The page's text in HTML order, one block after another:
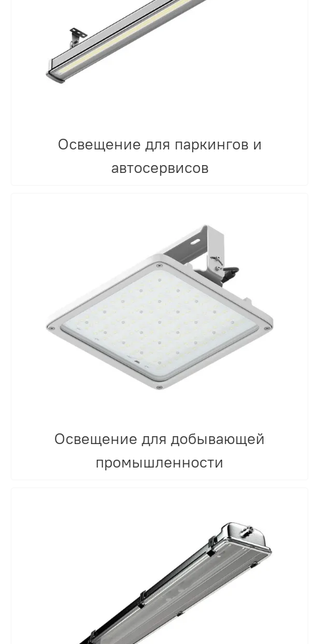
Освещение для паркингов и
автосервисов
Освещение для добывающей
промышленности